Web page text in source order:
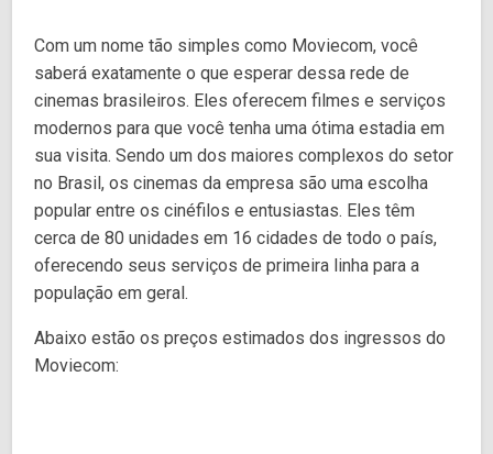
Com um nome tão simples como Moviecom, você
saberá exatamente o que esperar dessa rede de
cinemas brasileiros. Eles oferecem filmes e serviços
modernos para que você tenha uma ótima estadia em
sua visita. Sendo um dos maiores complexos do setor
no Brasil, os cinemas da empresa são uma escolha
popular entre os cinéfilos e entusiastas. Eles têm
cerca de 80 unidades em 16 cidades de todo o país,
oferecendo seus serviços de primeira linha para a
população em geral.
Abaixo estão os preços estimados dos ingressos do
Moviecom: